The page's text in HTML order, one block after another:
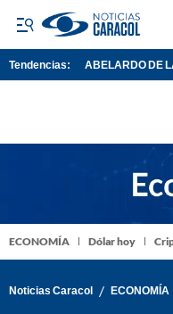
Tendencias: ABELARDO DE
ECONOMÍA Dólar hoy
Noticias Caracol / ECONOMÍA